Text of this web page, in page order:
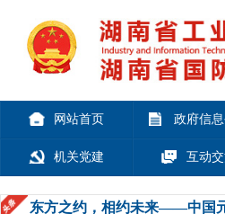
网站首页 政府信
机关党建 互动
东方之约，相约未来——中国